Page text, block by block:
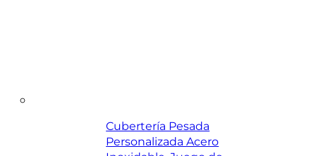
Cubertería Pesada
Personalizada Acero